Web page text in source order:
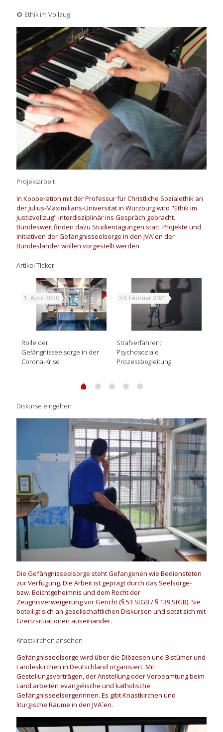
🌻 Ethik im Vollzug
Projektarbeit
In Kooperation mit der Professur für Christliche Sozialethik an
der Julius-Maximilians-Universität in Würzburg wird "Ethik im
Justizvollzug" interdisziplinär ins Gespräch gebracht.
Bundesweit finden dazu Studientagungen statt. Projekte und
Initiativen der Gefängnisseelsorge in den JVA´en der
Bundesländer wollen vorgestellt werden.
Artikel Ticker
1. April 2020
Rolle der
Gefängnisseelsorge in der
Corona-Krise
24. Februar 2021
Strafverfahren:
Psychosoziale
Prozessbegleitung
Diskurse eingehen
Die Gefängnisseelsorge steht Gefangenen wie Bediensteten
zur Verfügung. Die Arbeit ist geprägt durch das Seelsorge-
bzw. Beichtgeheimnis und dem Recht der
Zeugnisverweigerung vor Gericht (§ 53 StGB / § 139 StGB). Sie
beteiligt sich an gesellschaftlichen Diskursen und setzt sich mit
Grenzsituationen auseinander.
Knastkirchen ansehen
Gefängnisseelsorge wird über die Diözesen und Bistümer und
Landeskirchen in Deutschland organisiert. Mit
Gestellungsverträgen, der Anstellung oder Verbeamtung beim
Land arbeiten evangelische und katholische
GefängnisseelsorgerInnen. Es gibt Knastkirchen und
liturgische Räume in den JVA´en.